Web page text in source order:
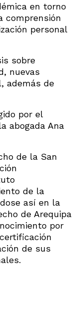
en torno
comprensión
personal
sobre
nuevas
además de
por el
abogada Ana
de la San
de la
así en la
de Arequipa
por
de sus